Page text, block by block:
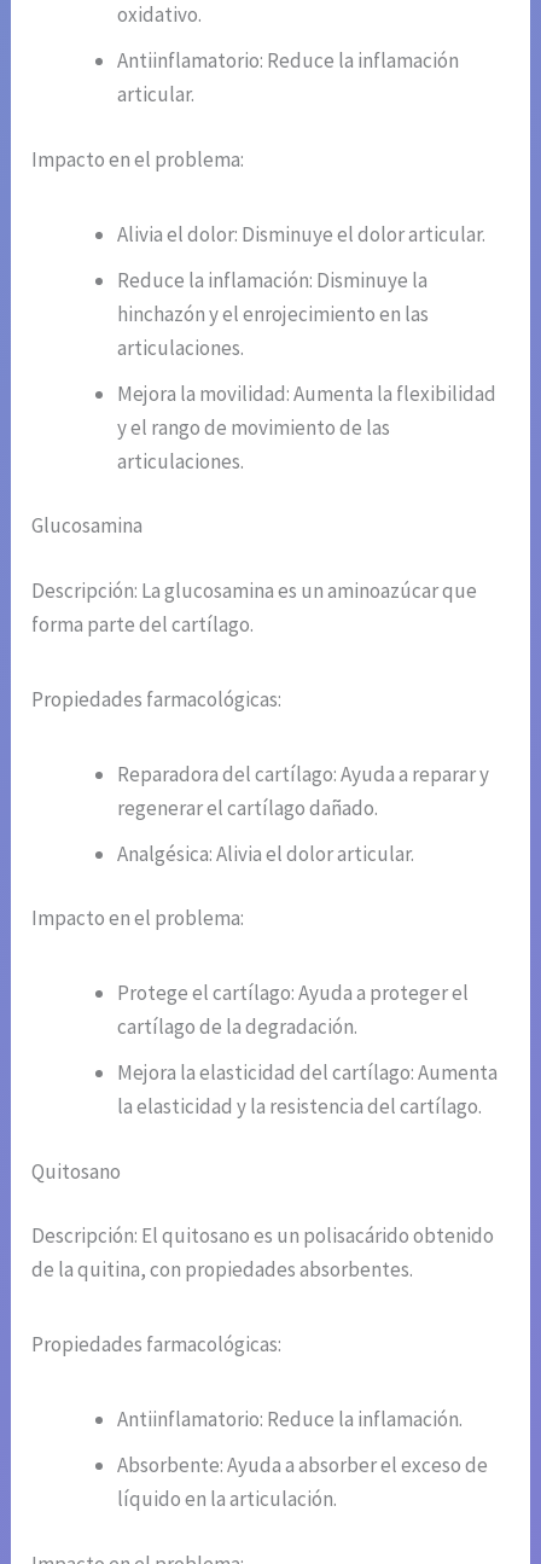
oxidativo.
Antiinflamatorio: Reduce la inflamación
articular.
Impacto en el problema:
Alivia el dolor: Disminuye el dolor articular.
Reduce la inflamación: Disminuye la
hinchazón y el enrojecimiento en las
articulaciones.
Mejora la movilidad: Aumenta la flexibilidad
y el rango de movimiento de las
articulaciones.
Glucosamina
Descripción: La glucosamina es un aminoazúcar que
forma parte del cartílago.
Propiedades farmacológicas:
Reparadora del cartílago: Ayuda a reparar y
regenerar el cartílago dañado.
Analgésica: Alivia el dolor articular.
Impacto en el problema:
Protege el cartílago: Ayuda a proteger el
cartílago de la degradación.
Mejora la elasticidad del cartílago: Aumenta
la elasticidad y la resistencia del cartílago.
Quitosano
Descripción: El quitosano es un polisacárido obtenido
de la quitina, con propiedades absorbentes.
Propiedades farmacológicas:
Antiinflamatorio: Reduce la inflamación.
Absorbente: Ayuda a absorber el exceso de
líquido en la articulación.